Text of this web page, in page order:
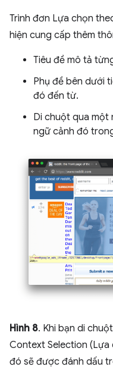
Trình đơn Lựa chọn
hiện cung cấp thêm
Tiêu đề mô tả
Phụ đề bên dưới
đó đến từ.
Di chuột qua một
ngữ cảnh đó
Hình 8. Khi bạn di
Context Selection
đó sẽ được đánh dấu